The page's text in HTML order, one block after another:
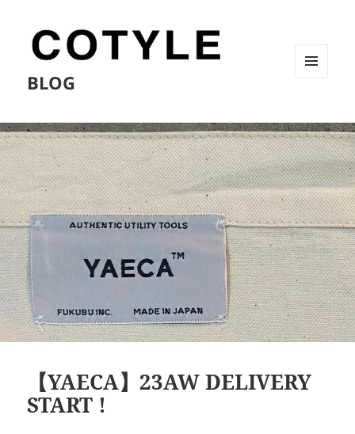
BLOG
ット
【YAECA】23AW DELIVERY
START !